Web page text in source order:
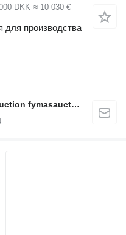
DKK ≈ 10 030 €
для производства
Fymas Auctions ApS – visit the auction fymasauctions.dk